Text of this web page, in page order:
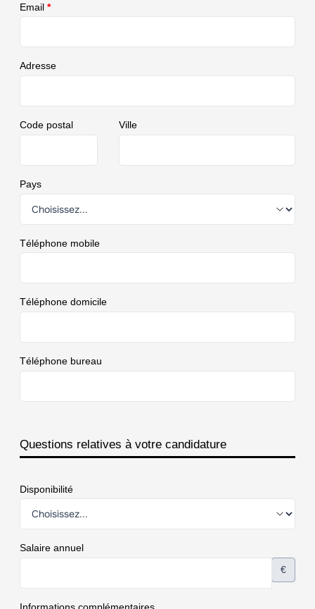
Email *
Adresse
Code postal Ville
Pays
Téléphone mobile
Téléphone domicile
Téléphone bureau
Questions relatives à votre candidature
Disponibilité
Salaire annuel
€